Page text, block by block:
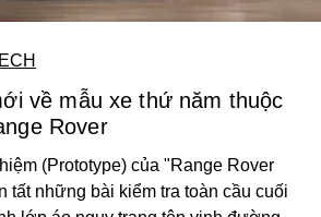
về mẫu xe thứ năm thuộc
Rover
(Prototype) của "Range Rover
tất những bài kiểm tra toàn cầu cuối